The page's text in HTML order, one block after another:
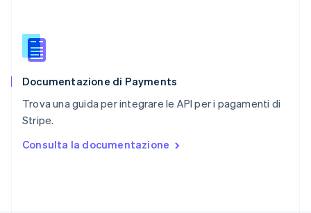
Documentazione di Payments
Trova una guida per integrare le API per i pagamenti di
Stripe.
Consulta la documentazione
English
Slovacchia
Slovenia
Spagna
Español
English Español简体中文